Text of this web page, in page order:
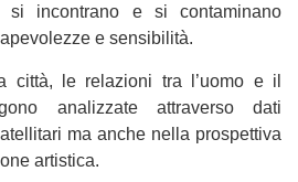
incontrano e si contaminano
e sensibilità.
città, le relazioni tra l’uomo e il
analizzate attraverso dati
ma anche nella prospettiva
artistica.